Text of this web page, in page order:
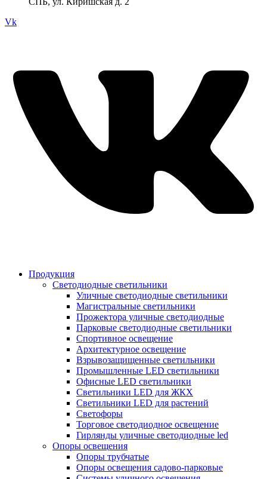
Vk
Продукция
Светодиодные светильники
Уличные светодиодные светильники
Магистральные светильники
Прожектора уличные светодиодные
Парковые светодиодные светильники
Спортивное освещение
Архитектурное освещение
Взрывозащищенные светильники
Промышленные LED светильники
Офисные LED светильники
Cветильники LED для ЖКХ
Светильники LED для растений
Светофоры
Торговое светодиодное освещение
Гирлянды уличные светодиодные led
Опоры освещения
Опоры трубчатые
Опоры освещения садово-парковые